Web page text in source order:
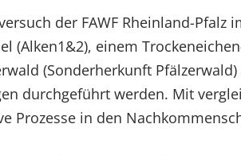
der FAWF Rheinland-
(Alken1&2), einem
(Sonderherkunft
durchgeführt werden. Mit
Prozesse in den